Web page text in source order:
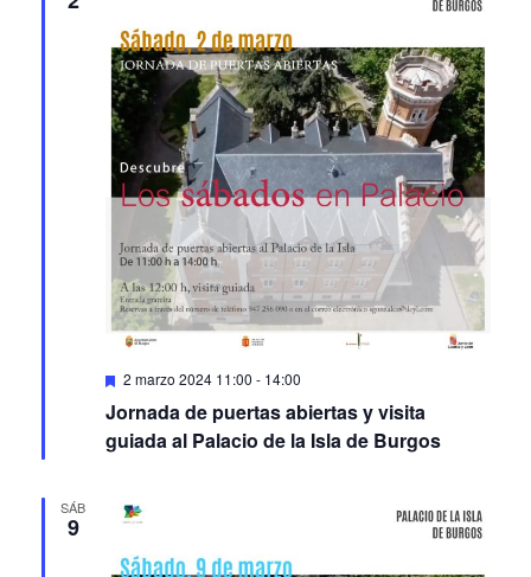
Featured
2 marzo 2024 11:00 - 14:00
Jornada de puertas abiertas y visita
guiada al Palacio de la Isla de Burgos
SÁB
9